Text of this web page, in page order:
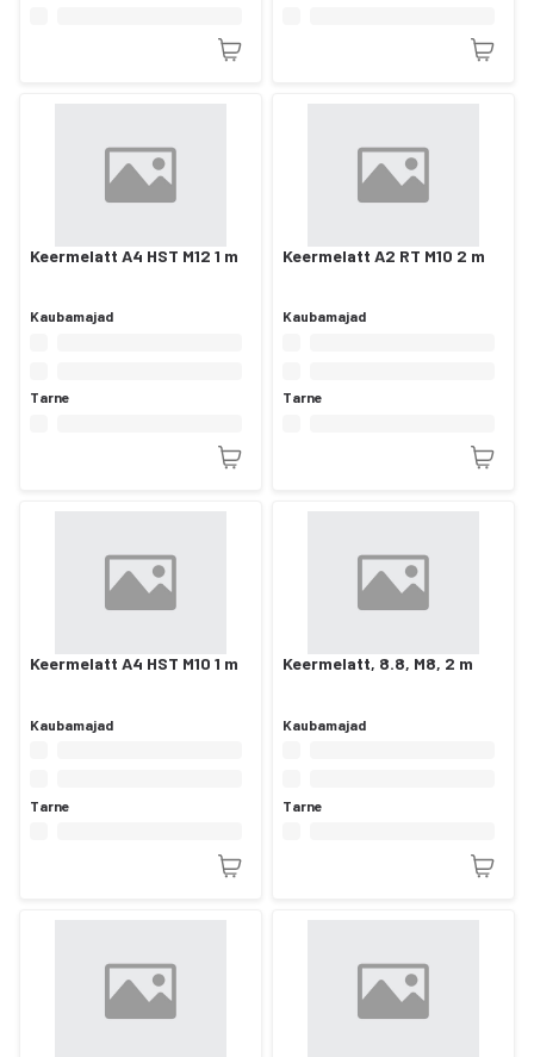
Keermelatt A4 HST M12 1 m
Kaubamajad
Tarne
Keermelatt A2 RT M10 2 m
Kaubamajad
Tarne
Keermelatt A4 HST M10 1 m
Kaubamajad
Tarne
Keermelatt, 8.8, M8, 2 m
Kaubamajad
Tarne